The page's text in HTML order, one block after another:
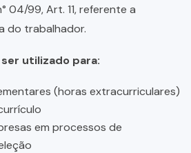
04/99, Art. 11, referente a
do trabalhador.
utilizado para:
(horas extracurriculares)
em processos de